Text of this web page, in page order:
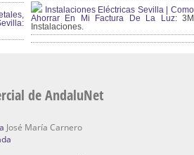
Instalaciones Eléctricas Sevilla | Como
Ahorrar En Mi Factura De La Luz:3M
Instalaciones.
de AndaluNet
José María Carnero